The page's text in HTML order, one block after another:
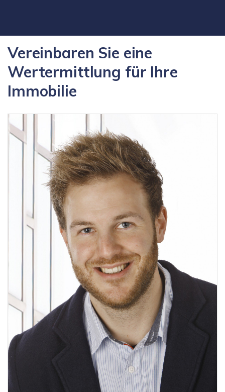
Vereinbaren Sie eine
Wertermittlung für Ihre
Immobilie